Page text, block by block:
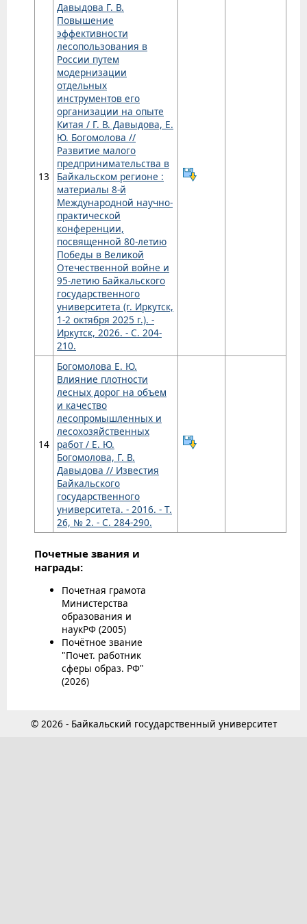
13
Давыдова Г. В.
Повышение
эффективности
лесопользования в
России путем
модернизации
отдельных
инструментов его
организации на опыте
Китая / Г. В. Давыдова, Е.
Ю. Богомолова //
Развитие малого
предпринимательства в
Байкальском регионе :
материалы 8-й
Международной научно-
практической
конференции,
посвященной 80-летию
Победы в Великой
Отечественной войне и
95-летию Байкальского
государственного
университета (г. Иркутск,
1-2 октября 2025 г.). -
Иркутск, 2026. - С. 204-
210.
14
Богомолова Е. Ю.
Влияние плотности
лесных дорог на объем
и качество
лесопромышленных и
лесохозяйственных
работ / Е. Ю.
Богомолова, Г. В.
Давыдова // Известия
Байкальского
государственного
университета. - 2016. - Т.
26, № 2. - С. 284-290.
Почетные звания и
награды:
Почетная грамота
Министерства
образования и
наукРФ (2005)
Почётное звание
"Почет. работник
сферы образ. РФ"
(2026)
© 2026 - Байкальский государственный университет